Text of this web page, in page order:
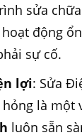
sửa
động
sự cố.
lợi: Sửa
là
luôn sẵn